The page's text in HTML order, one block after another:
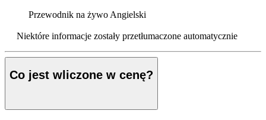
Przewodnik na żywo Angielski
Niektóre informacje zostały przetłumaczone automatycznie
Co jest wliczone w cenę?